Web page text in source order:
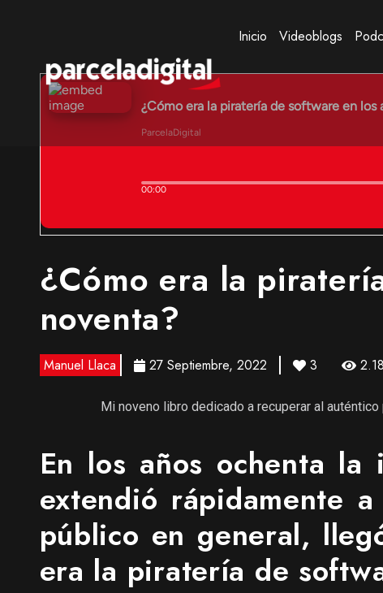
Inicio Videoblogs
¿Cómo era la
noventa?
Manuel Llaca 27 Septiembre, 2022 3
Mi noveno libro dedicado a recuperar al
En los años ochenta
extendió rápidamente
público en general,
era la piratería de